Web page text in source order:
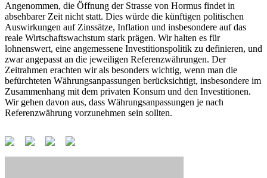
Angenommen, die Öffnung der Strasse von Hormus findet in
absehbarer Zeit nicht statt. Dies würde die künftigen politischen
Auswirkungen auf Zinssätze, Inflation und insbesondere auf das
reale Wirtschaftswachstum stark prägen. Wir halten es für
lohnenswert, eine angemessene Investitionspolitik zu definieren, und
zwar angepasst an die jeweiligen Referenzwährungen. Der
Zeitrahmen erachten wir als besonders wichtig, wenn man die
befürchteten Währungsanpassungen berücksichtigt, insbesondere im
Zusammenhang mit dem privaten Konsum und den Investitionen.
Wir gehen davon aus, dass Währungsanpassungen je nach
Referenzwährung vorzunehmen sein sollten.